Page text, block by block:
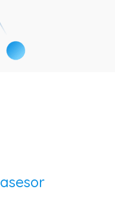
asesor